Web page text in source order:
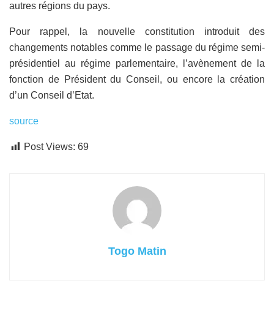
autres régions du pays.
Pour rappel, la nouvelle constitution introduit des
changements notables comme le passage du régime semi-
présidentiel au régime parlementaire, l’avènement de la
fonction de Président du Conseil, ou encore la création
d’un Conseil d’Etat.
source
Post Views: 69
Togo Matin